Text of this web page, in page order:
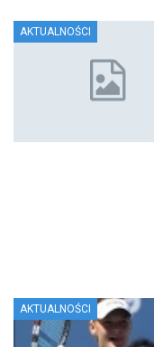
AKTUALNOŚCI
AKTUALNOŚCI